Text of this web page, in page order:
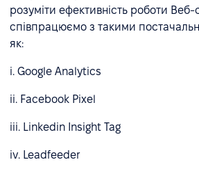
розуміти ефективність роботи Веб-
співпрацюємо з такими
як:
i. Google Analytics
ii. Facebook Pixel
iii. Linkedin Insight Tag
iv. Leadfeeder